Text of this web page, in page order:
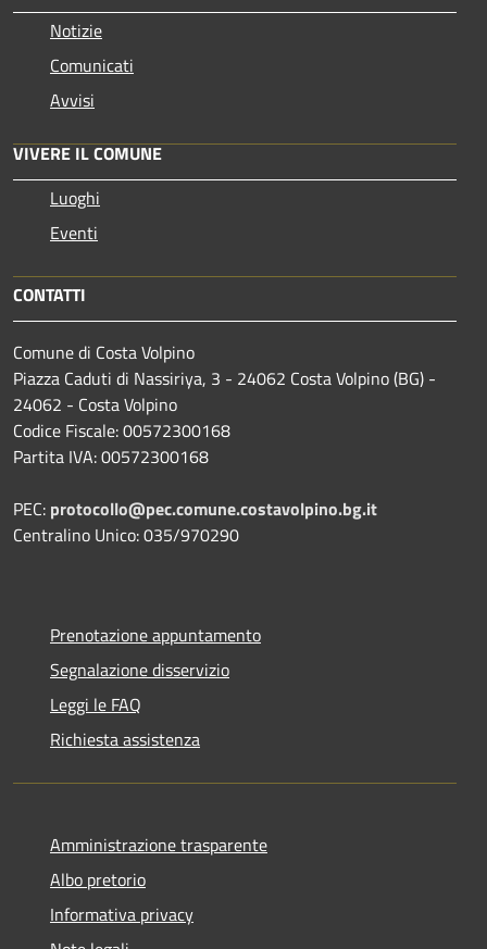
Notizie
Comunicati
Avvisi
VIVERE IL COMUNE
Luoghi
Eventi
CONTATTI
Comune di Costa Volpino
Piazza Caduti di Nassiriya, 3 - 24062 Costa Volpino (BG) -
24062 - Costa Volpino
Codice Fiscale: 00572300168
Partita IVA: 00572300168
PEC: protocollo@pec.comune.costavolpino.bg.it
Centralino Unico: 035/970290
Prenotazione appuntamento
Segnalazione disservizio
Leggi le FAQ
Richiesta assistenza
Amministrazione trasparente
Albo pretorio
Informativa privacy